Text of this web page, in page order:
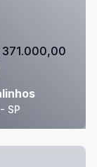
SP
371.000,00